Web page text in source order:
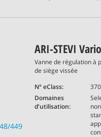
ARI-STEVI
Vanne de régulation à
de siège vissée
N° eClass:
Domaines
d'utilisation: